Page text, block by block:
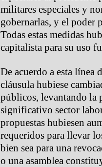
militares especiales y
gobernarlas, y el poder
Todas estas medidas
capitalista para su uso
De acuerdo a esta línea
cláusula hubiese
públicos, levantando la
significativo sector
propuestas hubiesen
requeridos para llevar
bien sea para una
o una asamblea